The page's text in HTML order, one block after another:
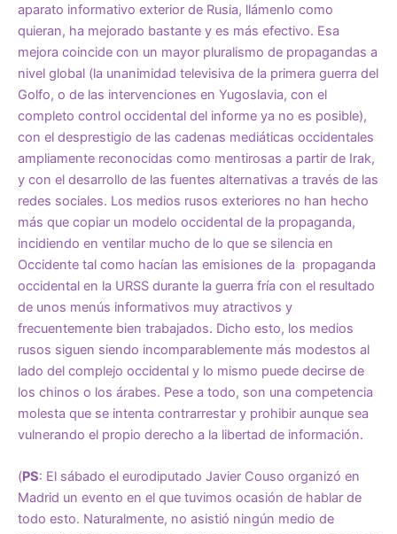
aparato informativo exterior de Rusia, llámenlo como
quieran, ha mejorado bastante y es más efectivo. Esa
mejora coincide con un mayor pluralismo de propagandas a
nivel global (la unanimidad televisiva de la primera guerra del
Golfo, o de las intervenciones en Yugoslavia, con el
completo control occidental del informe ya no es posible),
con el desprestigio de las cadenas mediáticas occidentales
ampliamente reconocidas como mentirosas a partir de Irak,
y con el desarrollo de las fuentes alternativas a través de las
redes sociales. Los medios rusos exteriores no han hecho
más que copiar un modelo occidental de la propaganda,
incidiendo en ventilar mucho de lo que se silencia en
Occidente tal como hacían las emisiones de la propaganda
occidental en la URSS durante la guerra fría con el resultado
de unos menús informativos muy atractivos y
frecuentemente bien trabajados. Dicho esto, los medios
rusos siguen siendo incomparablemente más modestos al
lado del complejo occidental y lo mismo puede decirse de
los chinos o los árabes. Pese a todo, son una competencia
molesta que se intenta contrarrestar y prohibir aunque sea
vulnerando el propio derecho a la libertad de información.
(PS: El sábado el eurodiputado Javier Couso organizó en
Madrid un evento en el que tuvimos ocasión de hablar de
todo esto. Naturalmente, no asistió ningún medio de